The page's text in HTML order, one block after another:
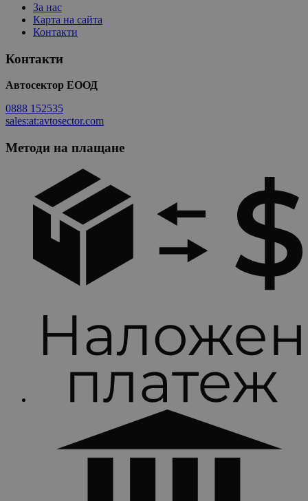
За нас
Карта на сайта
Контакти
Контакти
Автосектор ЕООД
0888 152535
sales:at:avtosector.com
Методи на плащане